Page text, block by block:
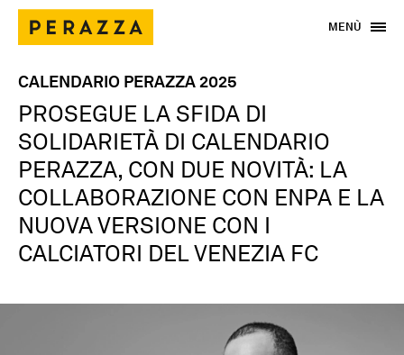
MENÙ
CALENDARIO PERAZZA 2025
PROSEGUE LA SFIDA DI
SOLIDARIETÀ DI CALENDARIO
PERAZZA, CON DUE NOVITÀ: LA
COLLABORAZIONE CON ENPA E LA
NUOVA VERSIONE CON I
CALCIATORI DEL VENEZIA FC